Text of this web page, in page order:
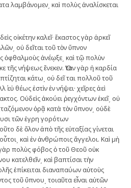
λαμβάνομεν͵ καὶ πολὺς ἀναλίσκεται
οἰκέτην καλεῖ· ἕκαστος γὰρ ἀρκεῖ
οὐ δεῖται τοῦ τὸν ὕπνον
ὀφθαλμοὺς ἀνέῳξε͵ καὶ τῷ πολὺν
τῆς νήψεως ἕνεκεν. Ὅταν γὰρ ἡ καρδία
κάτω͵ οὐ δεῖ ται πολλοῦ τοῦ
εὐ θέως ἐστὶν ἐν νήψει· χεῖρες ἀεὶ
Οὐδεὶς ἀκούει ῥεγχόντων ἐκεῖ͵ οὐ
ὁρᾷ κατὰ τὸν ὕπνον͵ οὐδὲ
τῶν ἐγρη γορότων
δὲ ὅλον ἀπὸ τῆς εὐταξίας γίνεται
καὶ ἐν ἀνθρώποις ἄγγελοι. Καὶ μὴ
πολὺς φόβος ὁ τοῦ Θεοῦ οὐκ
κατελθεῖν͵ καὶ βαπτίσαι τὴν
ἐπίκειται διαναπαύων αὐτοὺς
τοῦ ὕπνου͵ τοιαῦτα εἶναι αὐτῶν